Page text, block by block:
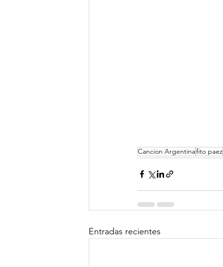
Cancion Argentinafito paez
Entradas recientes